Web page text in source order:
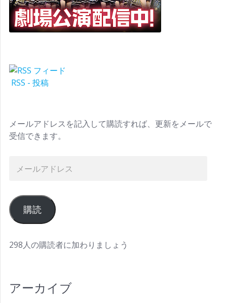
RSS - 投稿
メールアドレスを記入して購読すれば、更新をメールで
受信できます。
購読
298人の購読者に加わりましょう
アーカイブ